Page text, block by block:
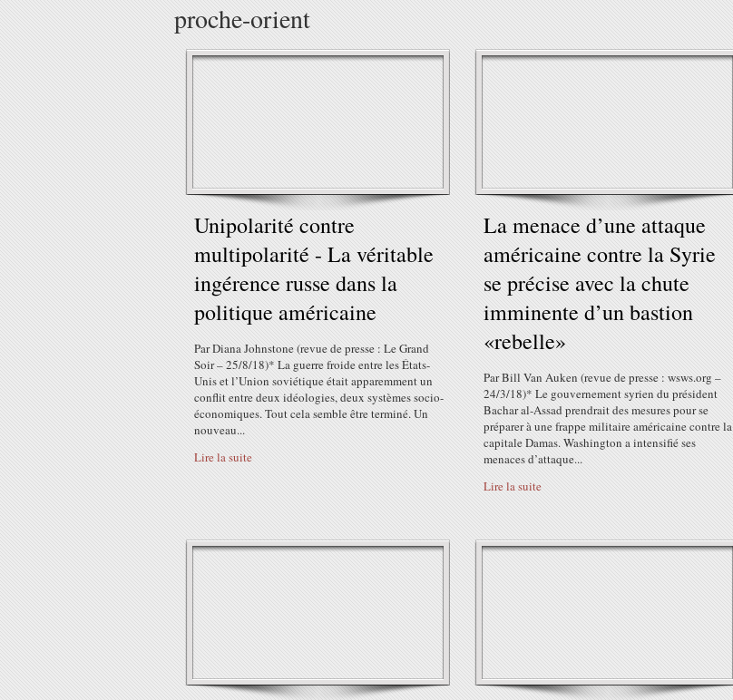
proche-orient
Unipolarité contre
multipolarité - La véritable
ingérence russe dans la
politique américaine
Par Diana Johnstone (revue de presse : Le Grand
Soir – 25/8/18)* La guerre froide entre les États-
Unis et l’Union soviétique était apparemment un
conflit entre deux idéologies, deux systèmes socio-
économiques. Tout cela semble être terminé. Un
nouveau...
Lire la suite
La menace d’une attaque
américaine contre la Syrie
se précise avec la chute
imminente d’un bastion
«rebelle»
Par Bill Van Auken (revue de presse : wsws.org –
24/3/18)* Le gouvernement syrien du président
Bachar al-Assad prendrait des mesures pour se
préparer à une frappe militaire américaine contre la
capitale Damas. Washington a intensifié ses
menaces d’attaque...
Lire la suite